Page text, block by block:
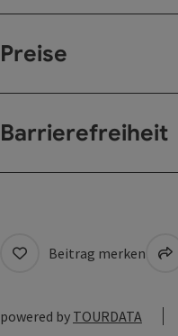
Preise
Barrierefreiheit
Beitrag merken
powered by TOURDATA